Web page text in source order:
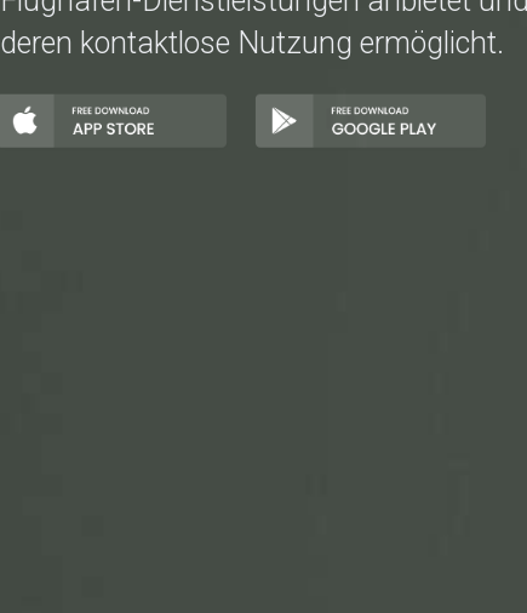
deren kontaktlose Nutzung ermöglicht.